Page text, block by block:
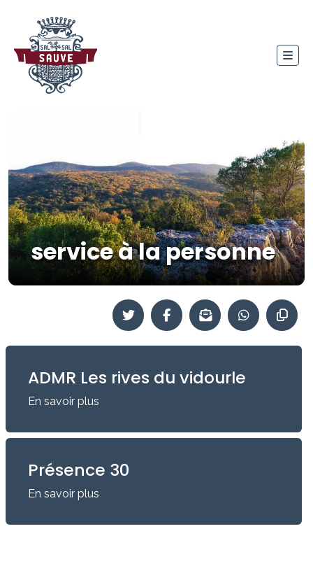
service à la personne
ADMR Les rives du vidourle
En savoir plus
Présence 30
En savoir plus